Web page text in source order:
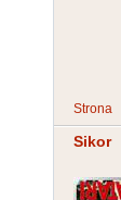
Strona
Sikor